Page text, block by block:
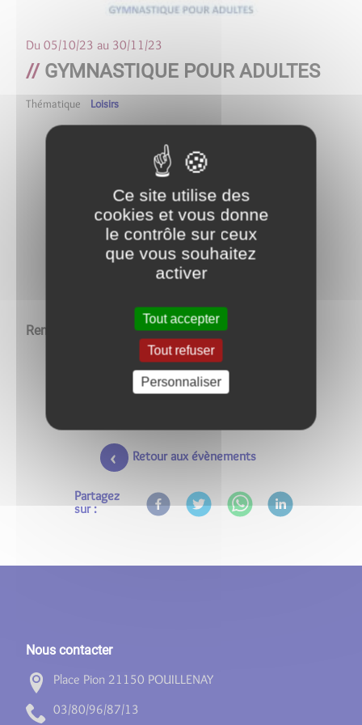
Du 05/10/23 au 30/11/23
GYMNASTIQUE POUR ADULTES
Thématique Loisirs
Tous les mercredis de 18h30 à
19h30
Gymnastique pour
adultes
Renseignements : 06/43/34/12/48
Retour aux évènements
Partagez
sur :
Nous contacter
Place Pion 21150 POUILLENAY
31/78/69/08/30
Ce site utilise des
cookies et vous donne
le contrôle sur ceux
que vous souhaitez
activer
Tout accepter
Tout refuser
Personnaliser